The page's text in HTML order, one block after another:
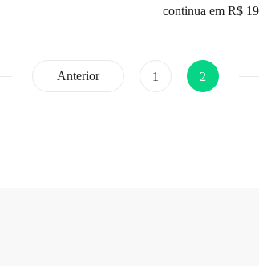
continua em R$
Anterior Página
1 Página
2